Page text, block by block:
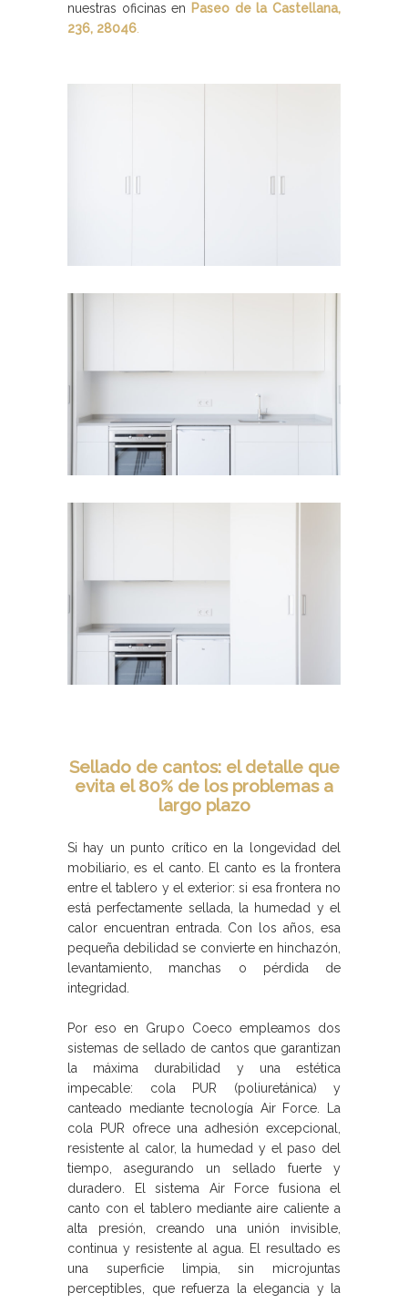
nuestras oficinas en Paseo de la Castellana,
236, 28046.
Sellado de cantos: el detalle que
evita el 80% de los problemas a
largo plazo
Si hay un punto crítico en la longevidad del
mobiliario, es el canto. El canto es la frontera
entre el tablero y el exterior: si esa frontera no
está perfectamente sellada, la humedad y el
calor encuentran entrada. Con los años, esa
pequeña debilidad se convierte en hinchazón,
levantamiento, manchas o pérdida de
integridad.
Por eso en Grupo Coeco empleamos dos
sistemas de sellado de cantos que garantizan
la máxima durabilidad y una estética
impecable: cola PUR (poliuretánica) y
canteado mediante tecnología Air Force. La
cola PUR ofrece una adhesión excepcional,
resistente al calor, la humedad y el paso del
tiempo, asegurando un sellado fuerte y
duradero. El sistema Air Force fusiona el
canto con el tablero mediante aire caliente a
alta presión, creando una unión invisible,
continua y resistente al agua. El resultado es
una superficie limpia, sin microjuntas
perceptibles, que refuerza la elegancia y la